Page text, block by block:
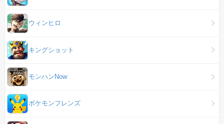
ウィンヒロ
キングショット
モンハンNow
ポケモンフレンズ